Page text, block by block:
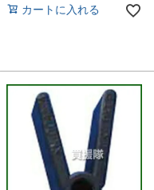
カートに入れる